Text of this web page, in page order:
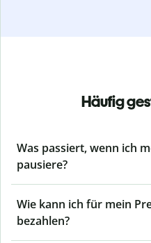
Häufig
Was passiert, wenn ich
pausiere?
Wie kann ich für mein
bezahlen?